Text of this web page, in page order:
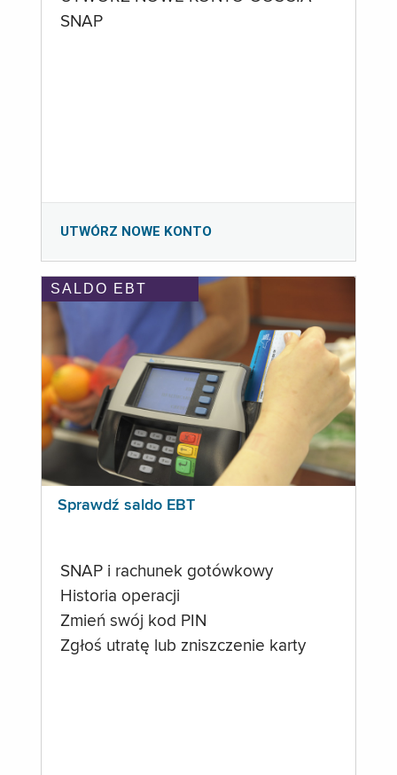
SNAP
UTWÓRZ NOWE KONTO
SALDO EBT
Sprawdź saldo EBT
SNAP i rachunek gotówkowy
Historia operacji
Zmień swój kod PIN
Zgłoś utratę lub zniszczenie karty